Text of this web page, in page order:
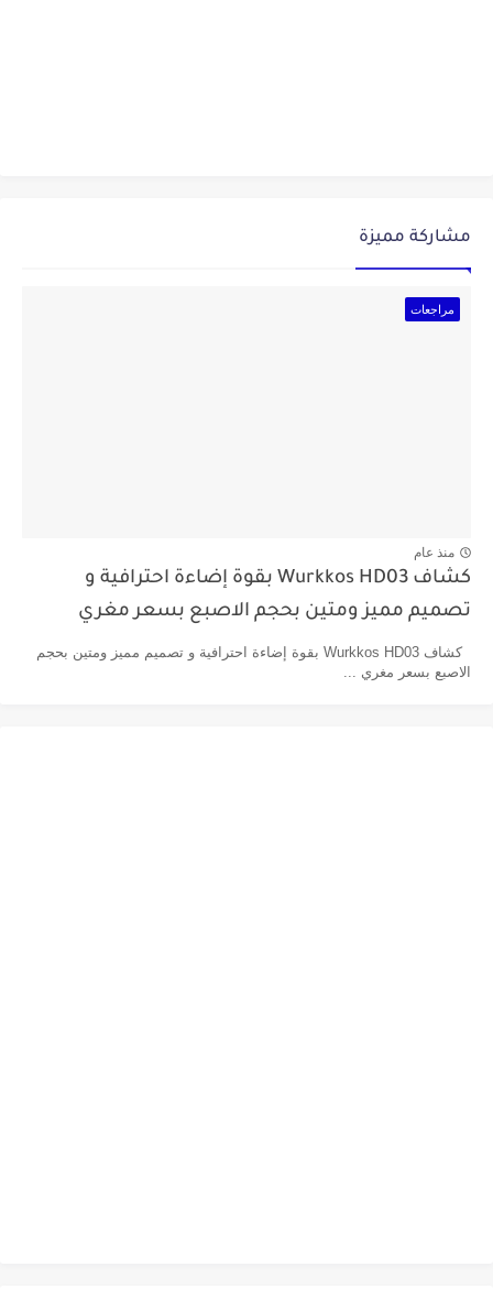
مشاركة مميزة
مراجعات
منذ عام
كشاف Wurkkos HD03 بقوة إضاءة احترافية و
تصميم مميز ومتين بحجم الاصبع بسعر مغري
كشاف Wurkkos HD03 بقوة إضاءة احترافية و تصميم مميز ومتين بحجم
الاصبع بسعر مغري ...